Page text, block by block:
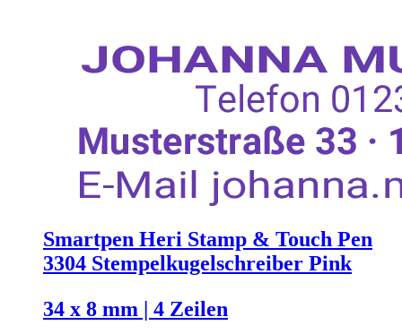
Smartpen Heri Stamp & Touch Pen
3304 Stempelkugelschreiber Pink
34 x 8 mm | 4 Zeilen